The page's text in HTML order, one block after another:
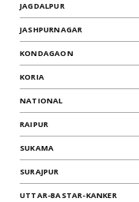
JAGDALPUR
JASHPURNAGAR
KONDAGAON
KORIA
NATIONAL
RAIPUR
SUKAMA
SURAJPUR
UTTAR-BASTAR-KANKER